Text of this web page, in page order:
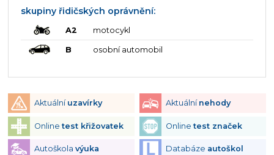
skupiny řidičských oprávnění:
A2 motocykl
B osobní automobil
Aktuální uzavírky Aktuální nehody
Onlinetest křižovatek Onlinetest značek
Autoškola výuka Databáze autoškol